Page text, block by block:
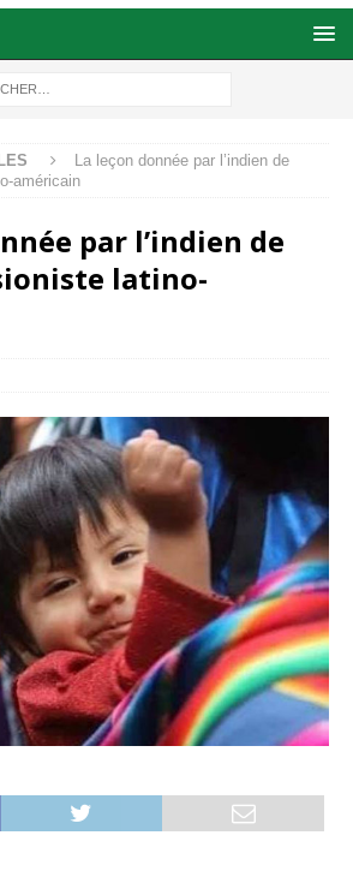
La leçon donnée par l’indien de
américain
par l’indien de
latino-